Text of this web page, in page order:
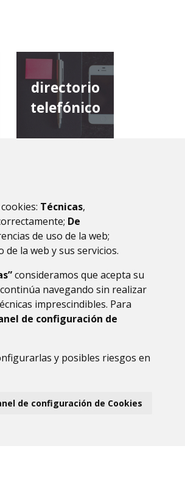
Técnicas,
De
de uso de la web;
la web y sus servicios.
consideramos que acepta su
navegando sin realizar
imprescindibles. Para
de configuración de
y posibles riesgos en
de configuración de Cookies
directorio
telefónico
provincial de
huesca